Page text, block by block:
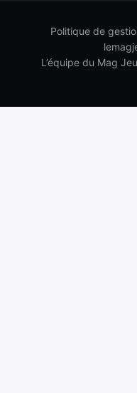
Politique de
L’équipe du Mag